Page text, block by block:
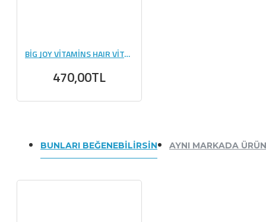
BİG JOY VİTAMİNS HAIR VİTAMİNS & MULTIVITAMIN 60 GUMMIES
470,00TL
BUNLARI BEĞENEBILIRSIN AYNI MARKADA